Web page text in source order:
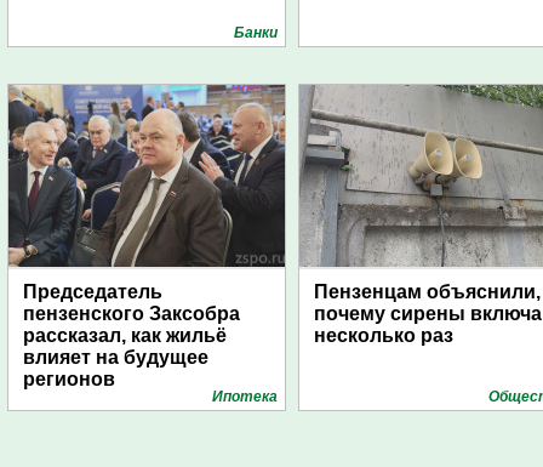
Банки
Председатель
пензенского Заксобра
рассказал, как жильё
влияет на будущее
регионов
Ипотека
Пензенцам объяснили,
почему сирены
несколько раз